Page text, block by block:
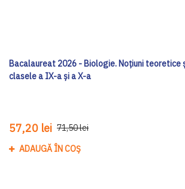
Bacalaureat 2026 - Biologie. Noțiuni teoretice
clasele a IX-a și a X-a
57,20 lei 71,50 lei
ADAUGĂ ÎN COȘ